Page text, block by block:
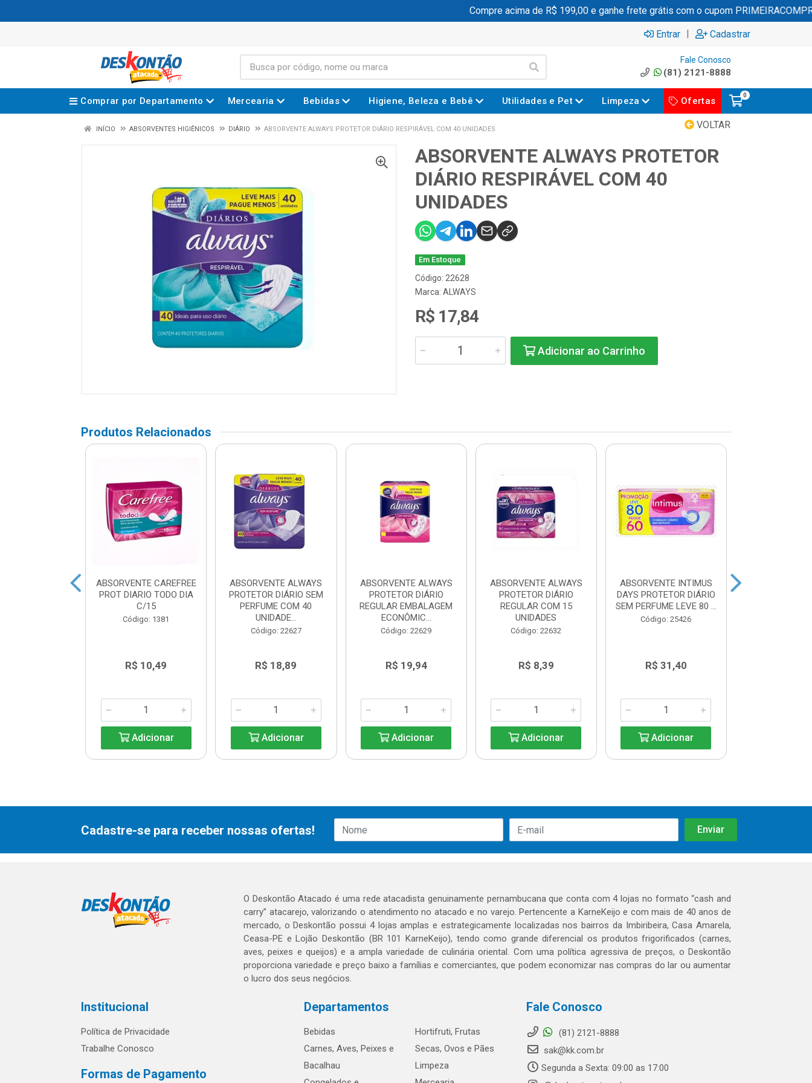
Compre acima de R$ 199,00 e ganhe frete grátis com o cupom PRIMEIRACOMPRA
Entrar | Cadastrar
Fale Conosco
(81) 2121-8888
Comprar por Departamento Mercearia Bebidas Higiene, Beleza e Bebê Utilidades e Pet Limpeza Ofertas
0
VOLTAR
INÍCIO ABSORVENTES HIGIÊNICOS DIÁRIO ABSORVENTE ALWAYS PROTETOR DIÁRIO RESPIRÁVEL COM 40 UNIDADES
ABSORVENTE ALWAYS PROTETOR
DIÁRIO RESPIRÁVEL COM 40
UNIDADES
Em Estoque
Código: 22628
Marca: ALWAYS
R$ 17,84
Adicionar ao Carrinho
Produtos Relacionados
ABSORVENTE CAREFREE
PROT DIARIO TODO DIA
C/15
Código: 1381
R$ 10,49
Adicionar
ABSORVENTE ALWAYS
PROTETOR DIÁRIO SEM
PERFUME COM 40
UNIDADE...
Código: 22627
R$ 18,89
Adicionar
ABSORVENTE ALWAYS
PROTETOR DIÁRIO
REGULAR EMBALAGEM
ECONÔMIC...
Código: 22629
R$ 19,94
Adicionar
ABSORVENTE ALWAYS
PROTETOR DIÁRIO
REGULAR COM 15
UNIDADES
Código: 22632
R$ 8,39
Adicionar
ABSORVENTE INTIMUS
DAYS PROTETOR DIÁRIO
SEM PERFUME LEVE 80 ...
Código: 25426
R$ 31,40
Adicionar
Cadastre-se para receber nossas ofertas!
O Deskontão Atacado é uma rede atacadista genuinamente pernambucana que conta com 4 lojas no formato “cash and
carry” atacarejo, valorizando o atendimento no atacado e no varejo. Pertencente a KarneKeijo e com mais de 40 anos de
mercado, o Deskontão possui 4 lojas amplas e estrategicamente localizadas nos bairros da Imbiribeira, Casa Amarela,
Ceasa-PE e Lojão Deskontão (BR 101 KarneKeijo), tendo como grande diferencial os produtos frigorificados (carnes,
aves, peixes e queijos) e a ampla variedade de culinária oriental. Com uma política agressiva de preços, o Deskontão
proporciona variedade e preço baixo a famílias e comerciantes, que podem economizar nas compras do lar ou aumentar
o lucro dos seus negócios.
Institucional
Política de Privacidade
Trabalhe Conosco
Formas de Pagamento
Departamentos
Bebidas
Carnes, Aves, Peixes e
Bacalhau
Hortifruti, Frutas
Secas, Ovos e Pães
Limpeza
Fale Conosco
(81) 2121-8888
sak@kk.com.br
Segunda a Sexta: 09:00 as 17:00